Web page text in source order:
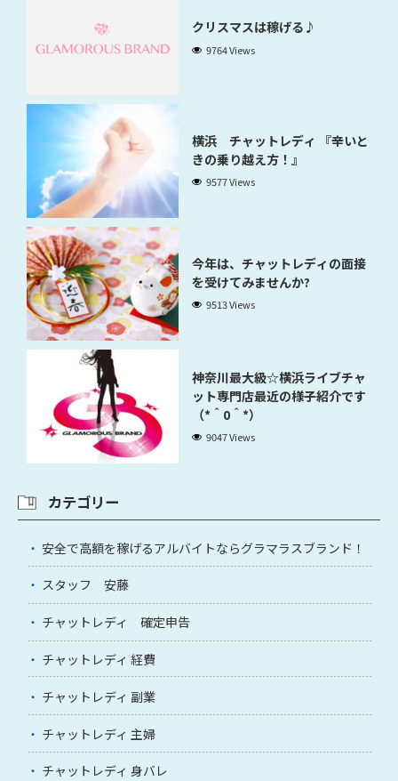
クリスマスは稼げる♪
9764 Views
横浜 チャットレディ 『辛いと
きの乗り越え方！』
9577 Views
今年は、チャットレディの面接
を受けてみませんか?
9513 Views
神奈川最大級☆横浜ライブチャ
ット専門店最近の様子紹介です
（*＾0＾*）
9047 Views
カテゴリー
安全で高額を稼げるアルバイトならグラマラスブランド！
スタッフ 安藤
チャットレディ 確定申告
チャットレディ 経費
チャットレディ 副業
チャットレディ 主婦
チャットレディ 身バレ